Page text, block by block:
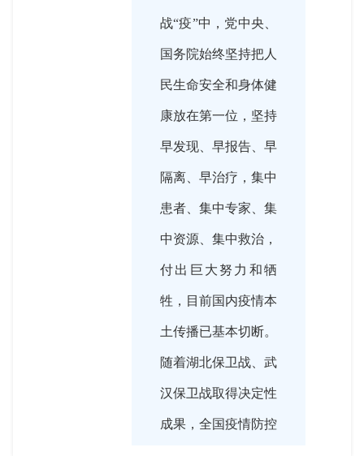
战“疫”中，党中央、
国务院始终坚持把人
民生命安全和身体健
康放在第一位，坚持
早发现、早报告、早
隔离、早治疗，集中
患者、集中专家、集
中资源、集中救治，
付出巨大努力和牺
牲，目前国内疫情本
土传播已基本切断。
随着湖北保卫战、武
汉保卫战取得决定性
成果，全国疫情防控